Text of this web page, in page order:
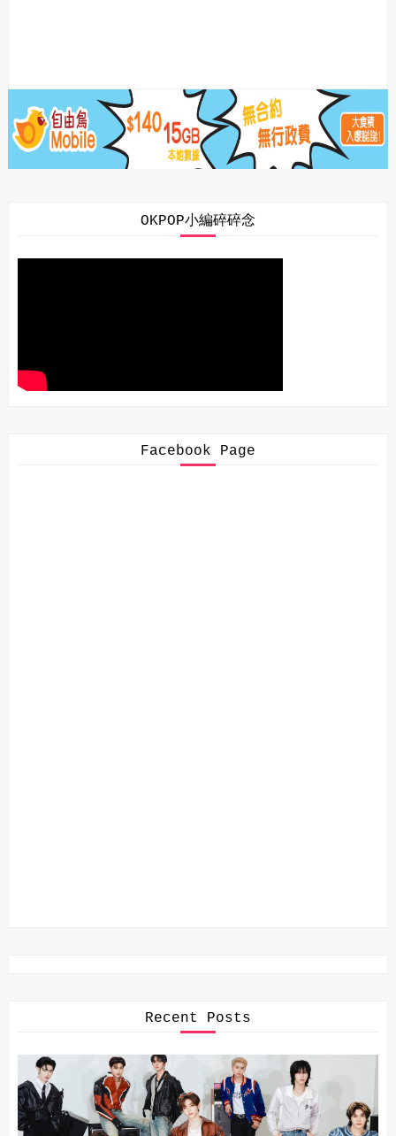
OKPOP小編碎碎念
Facebook Page
Recent Posts